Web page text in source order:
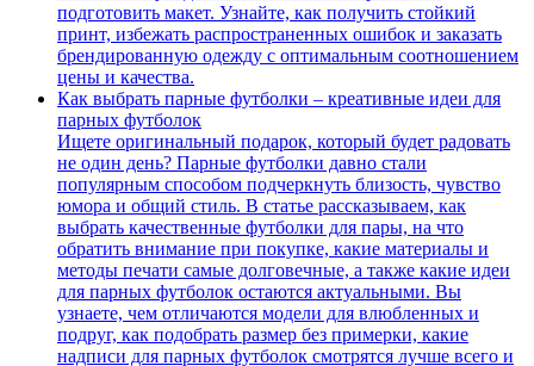
подготовить макет. Узнайте, как получить стойкий
принт, избежать распространенных ошибок и заказать
брендированную одежду с оптимальным соотношением
цены и качества.
Как выбрать парные футболки – креативные идеи для
парных футболок
Ищете оригинальный подарок, который будет радовать
не один день? Парные футболки давно стали
популярным способом подчеркнуть близость, чувство
юмора и общий стиль. В статье рассказываем, как
выбрать качественные футболки для пары, на что
обратить внимание при покупке, какие материалы и
методы печати самые долговечные, а также какие идеи
для парных футболок остаются актуальными. Вы
узнаете, чем отличаются модели для влюбленных и
подруг, как подобрать размер без примерки, какие
надписи для парных футболок смотрятся лучше всего и